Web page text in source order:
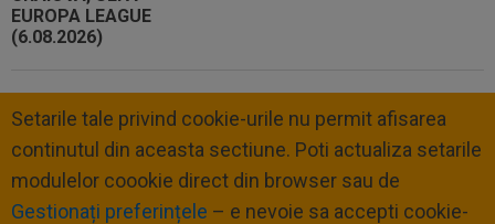
Setarile tale privind cookie-urile nu permit afisarea
continutul din aceasta sectiune. Poti actualiza setarile
modulelor coookie direct din browser sau de
Gestionați preferințele – e nevoie sa accepti cookie-